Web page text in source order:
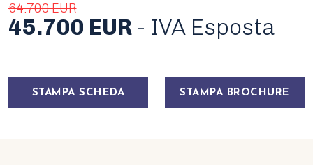
64.700 EUR
45.700 EUR- IVA Esposta
STAMPA SCHEDA STAMPA BROCHURE